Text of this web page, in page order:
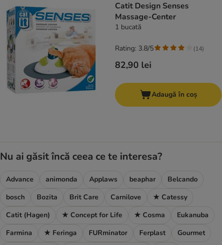
Catit Design Senses
Massage-Center
1 bucată
82,90 lei
Rating: 3.8/5 (14)
Adaugă în coș
Nu ai găsit încă ceea ce te interesa?
Advance animonda Applaws beaphar
Belcando
bosch
Bozita Brit Care Carnilove
★ Catessy
Catit (Hagen)
★ Concept for Life ★ Cosma
Eukanuba
Farmina
★ Feringa FURminator Ferplast
Gourmet